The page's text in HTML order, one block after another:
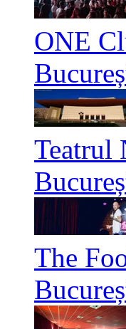
ONE
Teatrul
The